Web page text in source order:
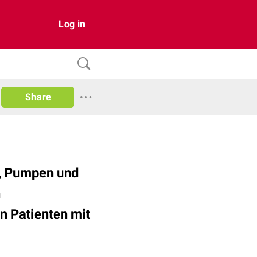
Log in
Share
und
Patienten mit